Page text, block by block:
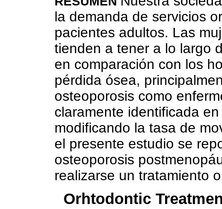
la demanda de servicios
pacientes adultos. Las
tienden a tener a lo largo
en comparación con los
pérdida ósea,
osteoporosis como
claramente identificada
modificando la tasa de
el presente estudio se
osteoporosis
realizarse un tratamiento
Orhtodontic